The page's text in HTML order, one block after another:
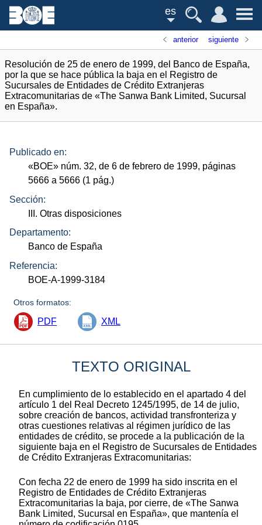
es
anterior siguiente
Resolución de 25 de enero de 1999, del Banco de España,
por la que se hace pública la baja en el Registro de
Sucursales de Entidades de Crédito Extranjeras
Extracomunitarias de «The Sanwa Bank Limited, Sucursal
en España».
Publicado en:
«BOE» núm. 32, de 6 de febrero de 1999, páginas
5666 a 5666 (1 pág.)
Sección:
III. Otras disposiciones
Departamento:
Banco de España
Referencia:
BOE-A-1999-3184
Otros formatos:
PDF XML
TEXTO ORIGINAL
En cumplimiento de lo establecido en el apartado 4 del
artículo 1 del Real Decreto 1245/1995, de 14 de julio,
sobre creación de bancos, actividad transfronteriza y
otras cuestiones relativas al régimen jurídico de las
entidades de crédito, se procede a la publicación de la
siguiente baja en el Registro de Sucursales de Entidades
de Crédito Extranjeras Extracomunitarias:
Con fecha 22 de enero de 1999 ha sido inscrita en el
Registro de Entidades de Crédito Extranjeras
Extracomunitarias la baja, por cierre, de «The Sanwa
Bank Limited, Sucursal en España», que mantenía el